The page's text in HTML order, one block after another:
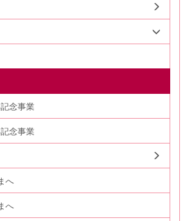
念事業
念事業
へ
へ